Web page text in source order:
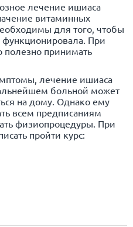
лечение ишиаса
витаминных
для того, чтобы
функционировала. При
полезно принимать
лечение ишиаса
больной может
на дому. Однако ему
всем предписаниям
физиопроцедуры. При
пройти курс: